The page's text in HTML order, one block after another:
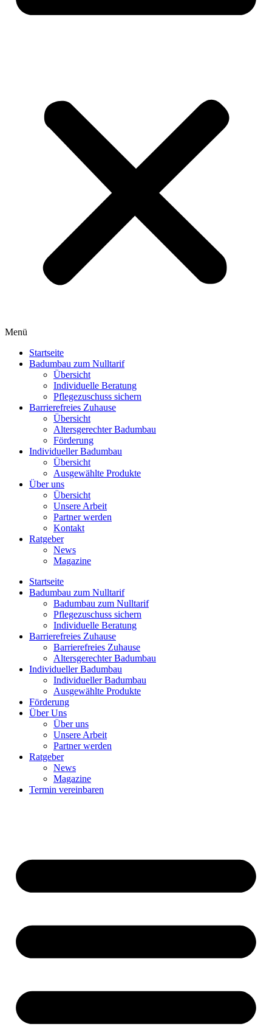
Menü
Startseite
Badumbau zum Nulltarif
Übersicht
Individuelle Beratung
Pflegezuschuss sichern
Barrierefreies Zuhause
Übersicht
Altersgerechter Badumbau
Förderung
Individueller Badumbau
Übersicht
Ausgewählte Produkte
Über uns
Übersicht
Unsere Arbeit
Partner werden
Kontakt
Ratgeber
News
Magazine
Startseite
Badumbau zum Nulltarif
Badumbau zum Nulltarif
Pflegezuschuss sichern
Individuelle Beratung
Barrierefreies Zuhause
Barrierefreies Zuhause
Altersgerechter Badumbau
Individueller Badumbau
Individueller Badumbau
Ausgewählte Produkte
Förderung
Über Uns
Über uns
Unsere Arbeit
Partner werden
Ratgeber
News
Magazine
Termin vereinbaren